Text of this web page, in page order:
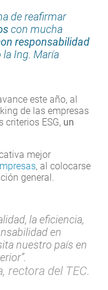
de reafirmar
con mucha
responsabilidad
la Ing. María
este año, al
de las empresas
criterios ESG, un
mejor
, al colocarse
general.
la eficiencia,
en
nuestro país en
rectora del TEC.